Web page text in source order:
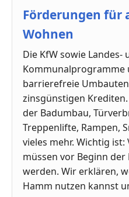
Förderungen für
Wohnen
Die KfW sowie Landes-
Kommunalprogramme
barrierefreie
zinsgünstigen
der Badumbau,
Treppenlifte, Rampen,
vieles mehr. Wichtig
müssen vor Beginn
werden. Wir erklären,
Hamm nutzen kannst